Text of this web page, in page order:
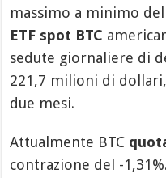
massimo a minimo del
ETF spot BTC
sedute giornaliere di
221,7 milioni di
due mesi.
Attualmente BTC
contrazione del -